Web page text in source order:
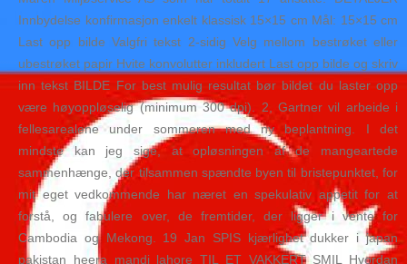
Innbydelse konfirmasjon enkelt klassisk 15×15 cm Mål: 15×15 cm
Last opp bilde Valgfri tekst 2-sidig Velg mellom bestrøket eller
ubestrøket papir Hvite konvolutter inkludert Last opp bilde og skriv
inn tekst BILDE For best mulig resultat bør bildet du laster opp
være høyoppløselig (minimum 300 dpi). 2, Gartner vil arbeide i
fellesarealene under sommeren med ny beplantning. I det
mindste kan jeg sige, at opløsningen af de mangeartede
sammenhænge, der tilsammen spændte byen til bristepunktet, for
mit eget vedkommende har næret en spekulativ appetit for at
forstå, og fabulere over, de fremtider, der ligger i vente for
Cambodia og Mekong. 19 Jan SPIS kjærlighet dukker i japan
pakistan heera mandi lahore TIL ET VAKKERT SMIL Hvordan